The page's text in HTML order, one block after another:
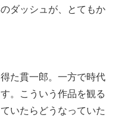
ダッシュが、とてもか
た貫一郎。一方で時代
。こういう作品を観る
いたらどうなっていた